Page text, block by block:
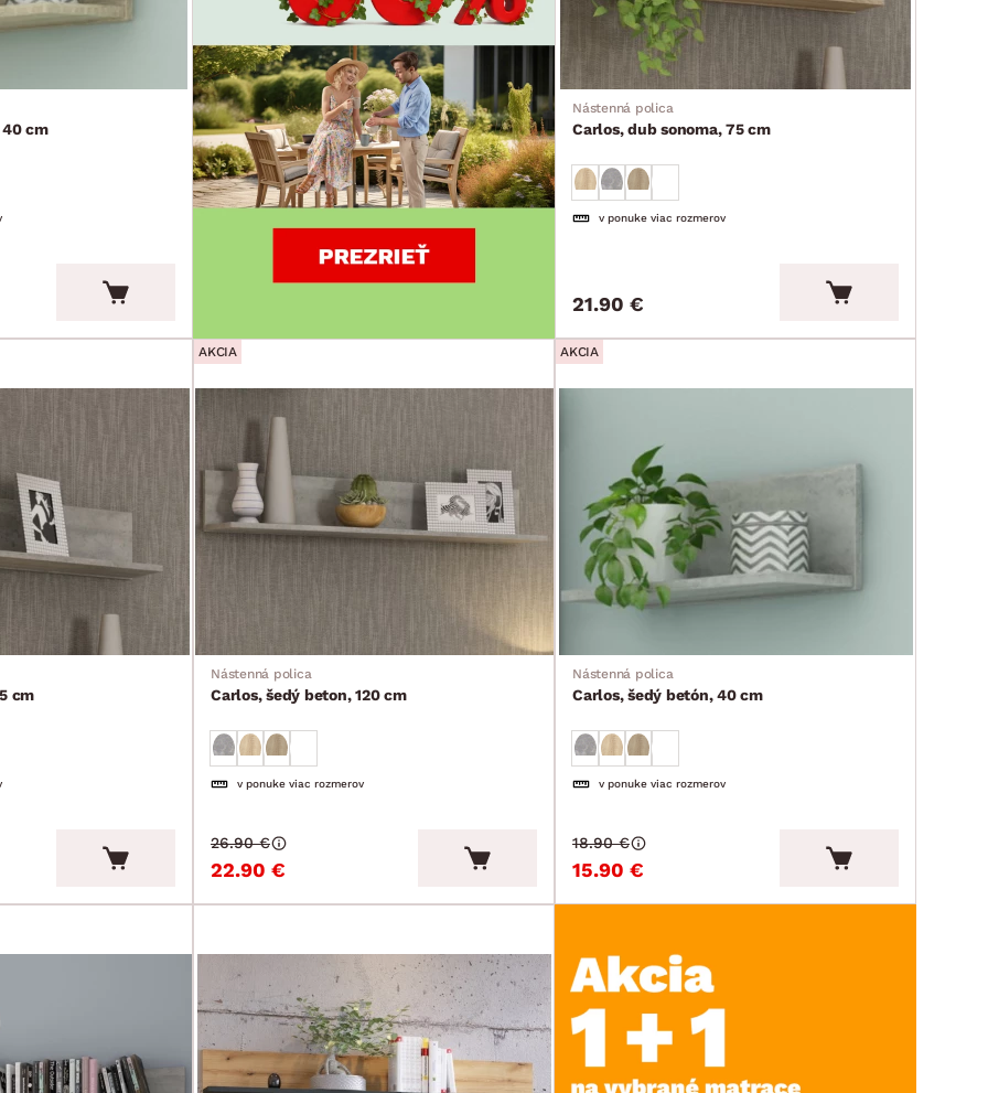
40 cm
Nástenná polica
Carlos, dub sonoma, 75 cm
v ponuke viac rozmerov
21.90 €
cm
AKCIA
Nástenná polica
Carlos, šedý beton, 120 cm
v ponuke viac rozmerov
22.90 €
26.90 €
AKCIA
Nástenná polica
Carlos, šedý betón, 40 cm
v ponuke viac rozmerov
15.90 €
18.90 €